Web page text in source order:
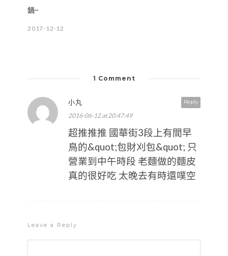
鍋~
2017-12-12
1 Comment
Reply
小丸
2016-06-12 at 20:47:49
超推推推 國華街3段上有間早
鳥的&quot;包財刈包&quot; 只
營業到中午時段 老麵做的麵皮
真的很好吃 太晚去有時還噗空
Leave a Reply